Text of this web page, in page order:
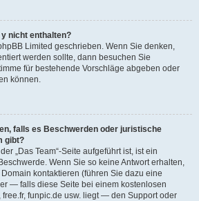
nicht enthalten?
Limited geschrieben. Wenn Sie denken,
werden sollte, dann besuchen Sie
für bestehende Vorschläge abgeben oder
können.
falls es Beschwerden oder juristische
gibt?
„Das Team“-Seite aufgeführt ist, ist ein
Wenn Sie so keine Antwort erhalten,
kontaktieren (führen Sie dazu eine
— falls diese Seite bei einem kostenlosen
free.fr, funpic.de usw. liegt — den Support oder